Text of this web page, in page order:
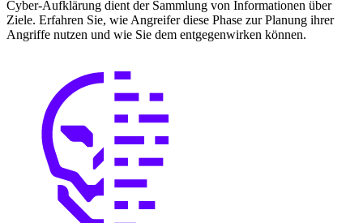
Cyber-Aufklärung dient der Sammlung von Informationen über
Ziele. Erfahren Sie, wie Angreifer diese Phase zur Planung ihrer
Angriffe nutzen und wie Sie dem entgegenwirken können.